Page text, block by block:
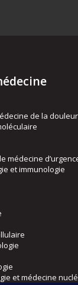
de la douleur
médecine
et immunologie
et médecine